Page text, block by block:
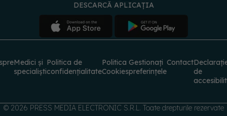
DESCARCĂ APLICAȚIA
Medici și
specialiști
Politica de
confidențialitate
Politica
Cookies
Gestionați
preferințele
Contact
de
© 2026 PRESS MEDIA ELECTRONIC S.R.L. Toate drepturile rezervate